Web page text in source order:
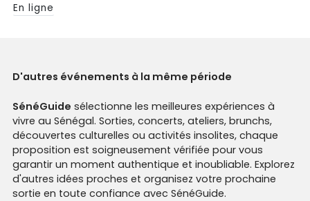
En ligne
D'autres événements à la même période
SénéGuide sélectionne les meilleures expériences à
vivre au Sénégal. Sorties, concerts, ateliers, brunchs,
découvertes culturelles ou activités insolites, chaque
proposition est soigneusement vérifiée pour vous
garantir un moment authentique et inoubliable. Explorez
d'autres idées proches et organisez votre prochaine
sortie en toute confiance avec SénéGuide.